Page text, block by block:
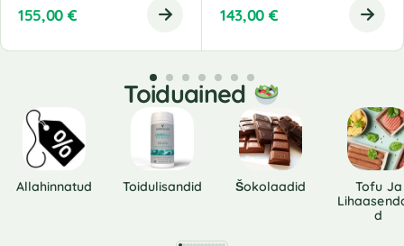
155,00 € 143,00 €
Toiduained
Allahinnatud Toidulisandid Šokolaadid
Tofu Ja
D